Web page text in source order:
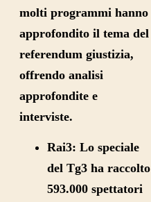
molti programmi hanno
approfondito il tema del
referendum giustizia,
offrendo analisi
approfondite e
interviste.
Rai3: Lo speciale
del Tg3 ha raccolto
593.000 spettatori